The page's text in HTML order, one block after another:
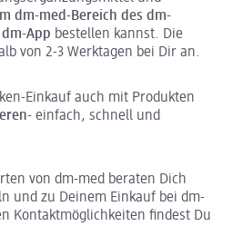
dm-med-Bereich des dm-
App bestellen kannst. Die
von 2-3 Werktagen bei Dir an.
Einkauf auch mit Produkten
- einfach, schnell und
von dm-med beraten Dich
und zu Deinem Einkauf bei dm-
Kontaktmöglichkeiten findest Du